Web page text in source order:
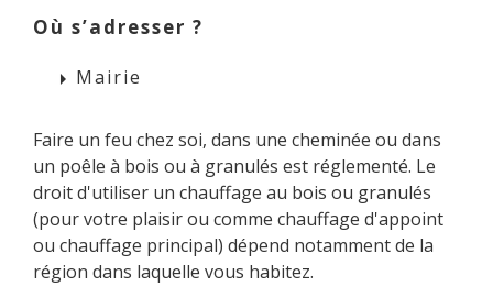
Où s’adresser ?
arrow_right Mairie
Faire un feu chez soi, dans une cheminée ou dans
un poêle à bois ou à granulés est réglementé. Le
droit d'utiliser un chauffage au bois ou granulés
(pour votre plaisir ou comme chauffage d'appoint
ou chauffage principal) dépend notamment de la
région dans laquelle vous habitez.